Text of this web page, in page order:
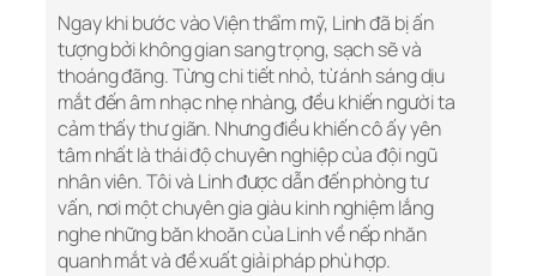
Ngay khi bước vào Viện thẩm mỹ, Linh đã bị ấn
tượng bởi không gian sang trọng, sạch sẽ và
thoáng đãng. Từng chi tiết nhỏ, từ ánh sáng dịu
mắt đến âm nhạc nhẹ nhàng, đều khiến người ta
cảm thấy thư giãn. Nhưng điều khiến cô ấy yên
tâm nhất là thái độ chuyên nghiệp của đội ngũ
nhân viên. Tôi và Linh được dẫn đến phòng tư
vấn, nơi một chuyên gia giàu kinh nghiệm lắng
nghe những băn khoăn của Linh về nếp nhăn
quanh mắt và đề xuất giải pháp phù hợp.